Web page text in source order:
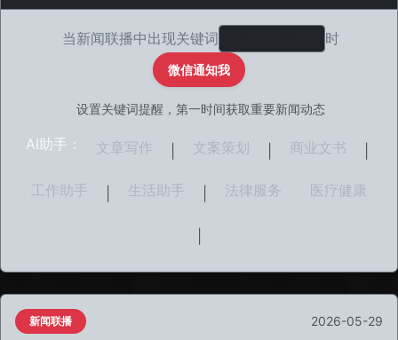
当新闻联播中出现关键词 时
微信通知我
设置关键词提醒，第一时间获取重要新闻动态
AI助手： 文章写作 文案策划 商业文书
工作助手 生活助手 法律服务 医疗健康
新闻联播 2026-05-29